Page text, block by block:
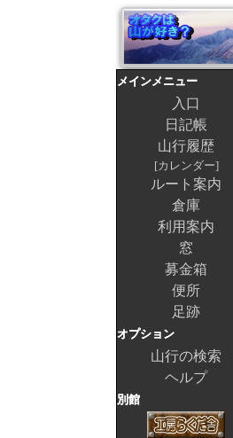
メインメニュー
入口
日記帳
山行履歴
カレンダー
ルート案内
倉庫
利用案内
窓
募金箱
便所
足跡
オプション
山行の検索
ヘルプ
別館